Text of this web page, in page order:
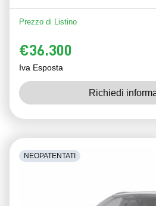
Prezzo di Listino
€36.300
Iva Esposta
Richiedi
NEOPATENTATI